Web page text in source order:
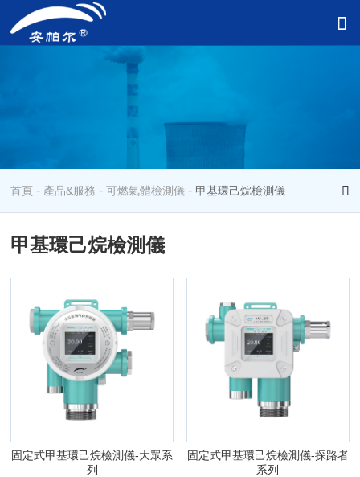
首頁 - 產品&服務 -可燃氣體檢測儀 - 甲基環己烷檢測儀
甲基環己烷檢測儀
固定式甲基環己烷檢測儀-大眾系
列
固定式甲基環己烷檢測儀-探路者
系列